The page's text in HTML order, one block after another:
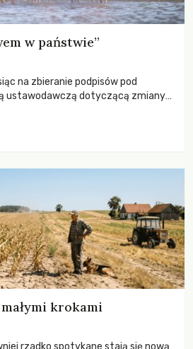
w państwie”
na zbieranie podpisów pod
ustawodawczą dotyczącą zmiany
dla przyrody i zwierząt,
w Polsce.
krokami
rzadko spotykane stają się nową